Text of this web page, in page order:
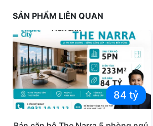
SẢN PHẨM LIÊN QUAN
84 tỷ